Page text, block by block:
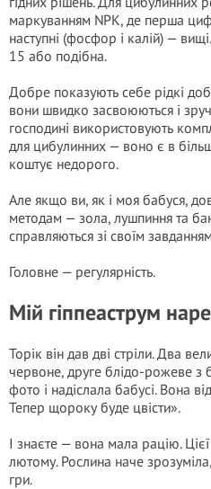
маркуванням NPK, де перша
наступні (фосфор і калій) —
15 або подібна.
Добре показують себе рідкі
вони швидко засвоюються і
господині використовують
для цибулинних — воно є в
коштує недорого.
Але якщо ви, як і моя бабуся,
методам — зола, лушпиння та
справляються зі своїм
Головне — регулярність.
Мій гіппеаструм
Торік він дав дві стріли. Два
червоне, друге блідо-рожеве
фото і надіслала бабусі. Вона
Тепер щороку буде цвісти».
І знаєте — вона мала рацію.
лютому. Рослина наче
гри.